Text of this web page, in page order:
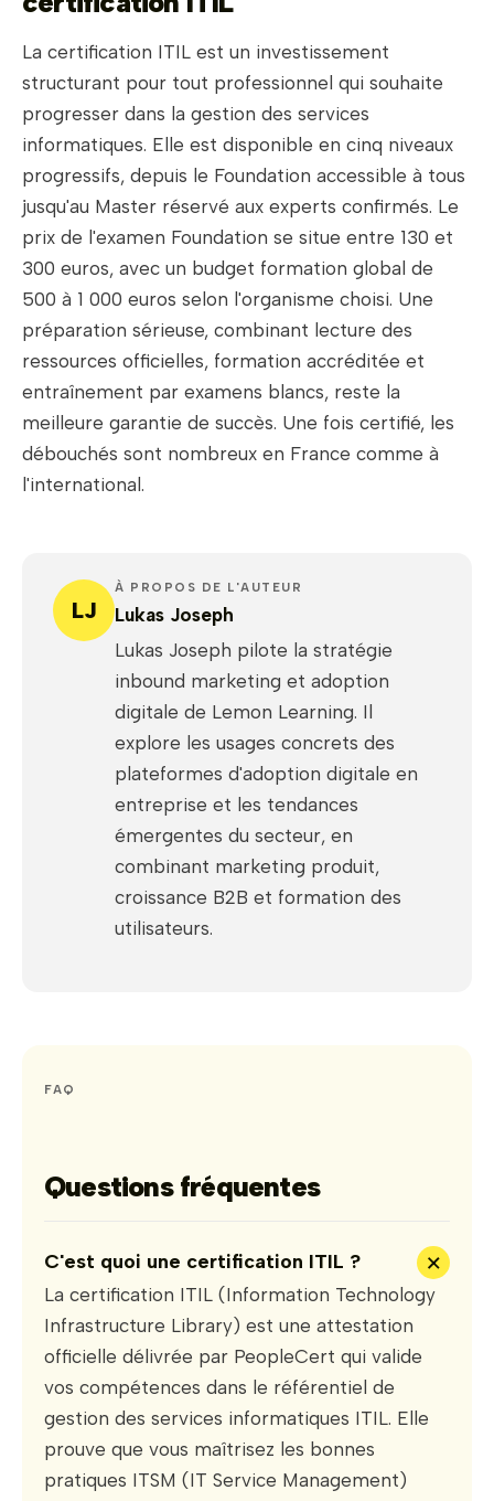
La certification ITIL est un investissement
structurant pour tout professionnel qui souhaite
progresser dans la gestion des services
informatiques. Elle est disponible en cinq niveaux
progressifs, depuis le Foundation accessible à tous
jusqu'au Master réservé aux experts confirmés. Le
prix de l'examen Foundation se situe entre 130 et
300 euros, avec un budget formation global de
500 à 1 000 euros selon l'organisme choisi. Une
préparation sérieuse, combinant lecture des
ressources officielles, formation accréditée et
entraînement par examens blancs, reste la
meilleure garantie de succès. Une fois certifié, les
débouchés sont nombreux en France comme à
l'international.
LJ
À PROPOS DE L'AUTEUR
Lukas Joseph
Lukas Joseph pilote la stratégie
inbound marketing et adoption
digitale de Lemon Learning. Il
explore les usages concrets des
plateformes d'adoption digitale en
entreprise et les tendances
émergentes du secteur, en
combinant marketing produit,
croissance B2B et formation des
utilisateurs.
FAQ
Questions fréquentes
C'est quoi une certification ITIL ? +
La certification ITIL (Information Technology
Infrastructure Library) est une attestation
officielle délivrée par PeopleCert qui valide
vos compétences dans le référentiel de
gestion des services informatiques ITIL. Elle
prouve que vous maîtrisez les bonnes
pratiques ITSM (IT Service Management)